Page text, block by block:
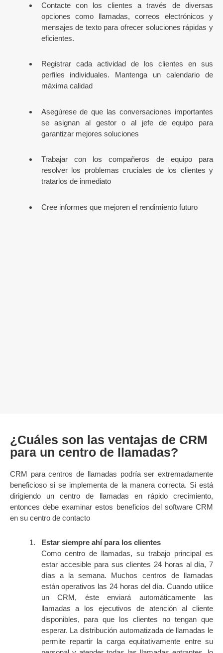
Contacte con los clientes a través de diversas
opciones como llamadas, correos electrónicos y
mensajes de texto para ofrecer soluciones rápidas y
eficientes.
Registrar cada actividad de los clientes en sus
perfiles individuales. Mantenga un calendario de
máxima calidad
Asegúrese de que las conversaciones importantes
se asignan al gestor o al jefe de equipo para
garantizar mejores soluciones
Trabajar con los compañeros de equipo para
resolver los problemas cruciales de los clientes y
tratarlos de inmediato
Cree informes que mejoren el rendimiento futuro
¿Cuáles son las ventajas de CRM
para un centro de llamadas?
CRM para centros de llamadas podría ser extremadamente
beneficioso si se implementa de la manera correcta. Si está
dirigiendo un centro de llamadas en rápido crecimiento,
entonces debe examinar estos beneficios del software CRM
en su centro de contacto
Estar siempre ahí para los clientes
Como centro de llamadas, su trabajo principal es
estar accesible para sus clientes 24 horas al día, 7
días a la semana. Muchos centros de llamadas
están operativos las 24 horas del día. Cuando utilice
un CRM, éste enviará automáticamente las
llamadas a los ejecutivos de atención al cliente
disponibles, para que los clientes no tengan que
esperar. La distribución automatizada de llamadas le
permite repartir la carga equitativamente entre su